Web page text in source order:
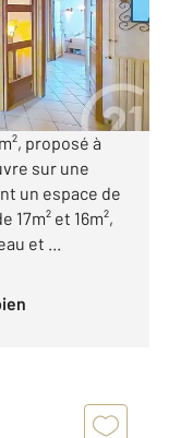
proposé à
sur une
un espace de
et 16m²,
et ...